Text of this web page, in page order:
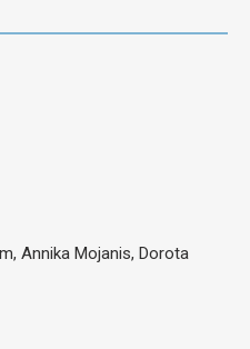
Annika Mojanis, Dorota